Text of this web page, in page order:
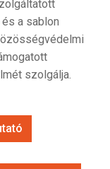
a sablon
szolgálja.